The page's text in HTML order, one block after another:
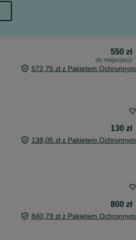
550 zł
do negocjacji
572,75 zł z Pakietem Ochronnym
130 zł
138,05 zł z Pakietem Ochronnym
800 zł
840,79 zł z Pakietem Ochronnym